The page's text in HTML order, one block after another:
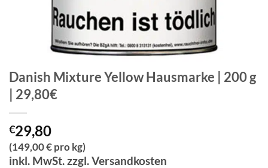
Danish Mixture Yellow Hausmarke | 200 g
| 29,80€
€29,80
(149,00 € pro kg)
inkl. MwSt. zzgl. Versandkosten